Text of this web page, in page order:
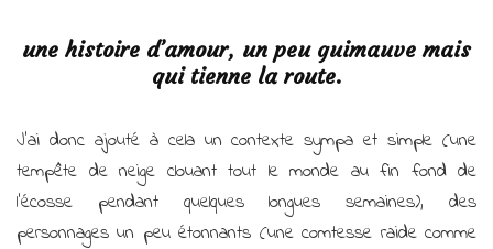
une histoire d’amour, un peu guimauve mais
qui tienne la route.
J’ai donc ajouté à cela un contexte sympa et simple (une
tempête de neige clouant tout le monde au fin fond de
l’écosse pendant quelques longues semaines), des
personnages un peu étonnants (une comtesse raide comme